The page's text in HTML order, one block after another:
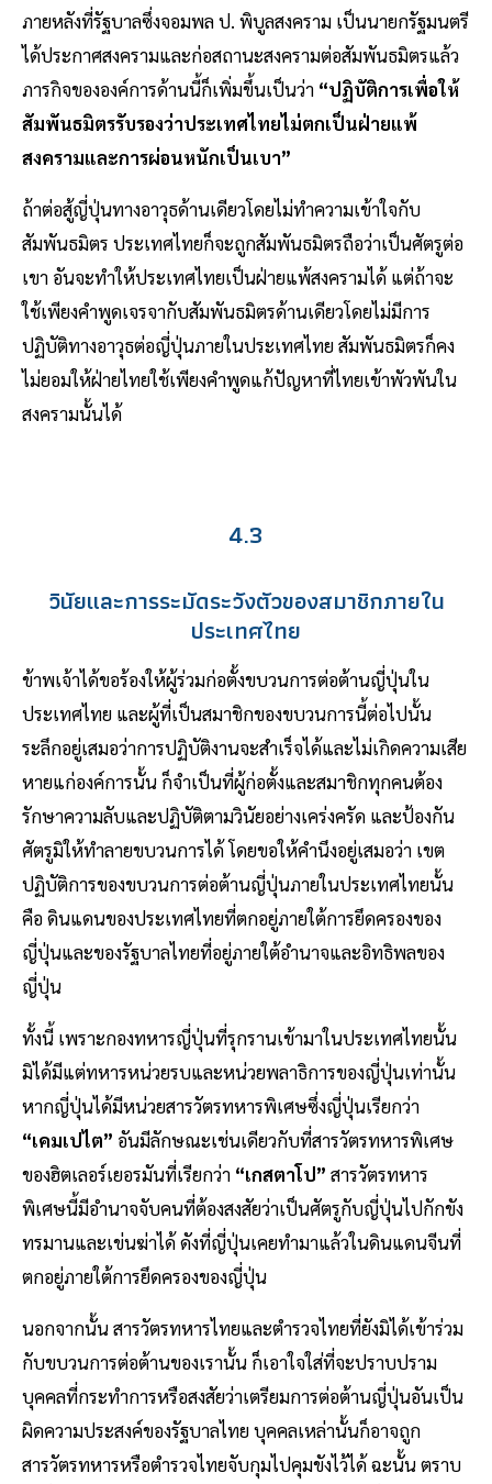
ภายหลังที่รัฐบาลซึ่งจอมพล ป. พิบูลสงคราม เป็นนายกรัฐมนตรี
ได้ประกาศสงครามและก่อสถานะสงครามต่อสัมพันธมิตรแล้ว
ภารกิจขององค์การด้านนี้ก็เพิ่มขึ้นเป็นว่า “ปฏิบัติการเพื่อให้
สัมพันธมิตรรับรองว่าประเทศไทยไม่ตกเป็นฝ่ายแพ้
สงครามและการผ่อนหนักเป็นเบา”
ถ้าต่อสู้ญี่ปุ่นทางอาวุธด้านเดียวโดยไม่ทำความเข้าใจกับ
สัมพันธมิตร ประเทศไทยก็จะถูกสัมพันธมิตรถือว่าเป็นศัตรูต่อ
เขา อันจะทำให้ประเทศไทยเป็นฝ่ายแพ้สงครามได้ แต่ถ้าจะ
ใช้เพียงคำพูดเจรจากับสัมพันธมิตรด้านเดียวโดยไม่มีการ
ปฏิบัติทางอาวุธต่อญี่ปุ่นภายในประเทศไทย สัมพันธมิตรก็คง
ไม่ยอมให้ฝ่ายไทยใช้เพียงคำพูดแก้ปัญหาที่ไทยเข้าพัวพันใน
สงครามนั้นได้
4.3
วินัยและการระมัดระวังตัวของสมาชิกภายใน
ประเทศไทย
ข้าพเจ้าได้ขอร้องให้ผู้ร่วมก่อตั้งขบวนการต่อต้านญี่ปุ่นใน
ประเทศไทย และผู้ที่เป็นสมาชิกของขบวนการนี้ต่อไปนั้น
ระลึกอยู่เสมอว่าการปฏิบัติงานจะสำเร็จได้และไม่เกิดความเสีย
หายแก่องค์การนั้น ก็จำเป็นที่ผู้ก่อตั้งและสมาชิกทุกคนต้อง
รักษาความลับและปฏิบัติตามวินัยอย่างเคร่งครัด และป้องกัน
ศัตรูมิให้ทำลายขบวนการได้ โดยขอให้คำนึงอยู่เสมอว่า เขต
ปฏิบัติการของขบวนการต่อต้านญี่ปุ่นภายในประเทศไทยนั้น
คือ ดินแดนของประเทศไทยที่ตกอยู่ภายใต้การยึดครองของ
ญี่ปุ่นและของรัฐบาลไทยที่อยู่ภายใต้อำนาจและอิทธิพลของ
ญี่ปุ่น
ทั้งนี้ เพราะกองทหารญี่ปุ่นที่รุกรานเข้ามาในประเทศไทยนั้น
มิได้มีแต่ทหารหน่วยรบและหน่วยพลาธิการของญี่ปุ่นเท่านั้น
หากญี่ปุ่นได้มีหน่วยสารวัตรทหารพิเศษซึ่งญี่ปุ่นเรียกว่า
“เคมเปไต” อันมีลักษณะเช่นเดียวกับที่สารวัตรทหารพิเศษ
ของฮิตเลอร์เยอรมันที่เรียกว่า “เกสตาโป” สารวัตรทหาร
พิเศษนี้มีอำนาจจับคนที่ต้องสงสัยว่าเป็นศัตรูกับญี่ปุ่นไปกักขัง
ทรมานและเข่นฆ่าได้ ดังที่ญี่ปุ่นเคยทำมาแล้วในดินแดนจีนที่
ตกอยู่ภายใต้การยึดครองของญี่ปุ่น
นอกจากนั้น สารวัตรทหารไทยและตำรวจไทยที่ยังมิได้เข้าร่วม
กับขบวนการต่อต้านของเรานั้น ก็เอาใจใส่ที่จะปราบปราม
บุคคลที่กระทำการหรือสงสัยว่าเตรียมการต่อต้านญี่ปุ่นอันเป็น
ผิดความประสงค์ของรัฐบาลไทย บุคคลเหล่านั้นก็อาจถูก
สารวัตรทหารหรือตำรวจไทยจับกุมไปคุมขังไว้ได้ ฉะนั้น ตราบ